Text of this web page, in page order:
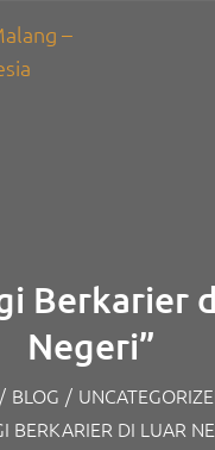
Berkarier
Negeri”
/ BLOG /
BERKARIER DI LUAR